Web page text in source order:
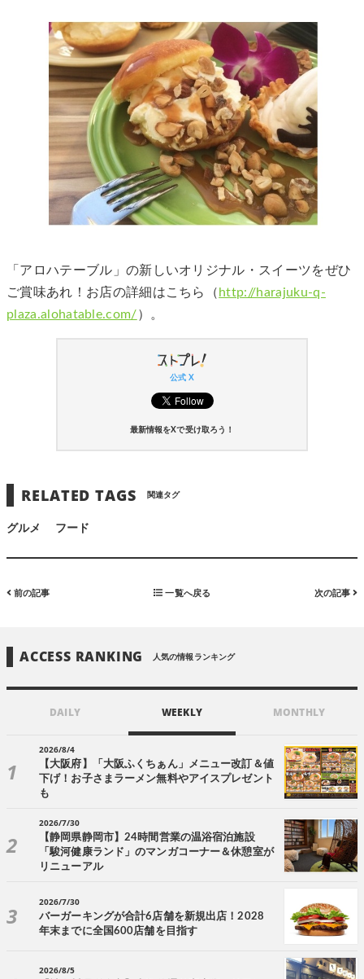
「アロハテーブル」の新しいオリジナル・スイーツをぜひ
ご賞味あれ！お店の詳細はこちら（ http://harajuku-q-
plaza.alohatable.com/）。
公式 X
最新情報をXで受け取ろう！
RELATED TAGS 関連タグ
グルメ フード
前の記事 一覧へ戻る 次の記事
ACCESS RANKING 人気の情報ランキング
DAILY WEEKLY MONTHLY
2026/8/4
【大阪府】「大阪ふくちぁん」メニュー改訂＆値
下げ！お子さまラーメン無料やアイスプレゼント
も
2026/7/30
【静岡県静岡市】24時間営業の温浴宿泊施設
「駿河健康ランド」のマンガコーナー＆休憩室が
リニューアル
2026/7/30
バーガーキングが合計6店舗を新規出店！2028
年末までに全国600店舗を目指す
2026/8/5